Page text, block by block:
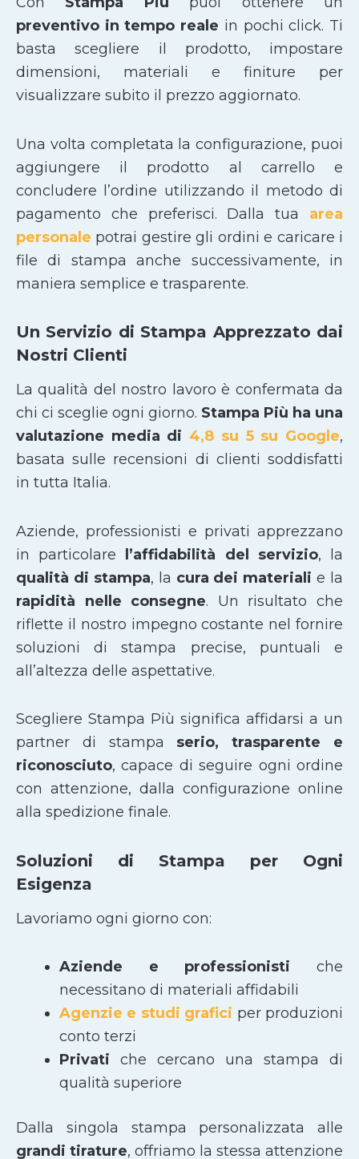
preventivo in tempo reale in pochi click. Ti
basta scegliere il prodotto, impostare
dimensioni, materiali e finiture per
visualizzare subito il prezzo aggiornato.
Una volta completata la configurazione, puoi
aggiungere il prodotto al carrello e
concludere l’ordine utilizzando il metodo di
pagamento che preferisci. Dalla tua area
personale potrai gestire gli ordini e caricare i
file di stampa anche successivamente, in
maniera semplice e trasparente.
Un Servizio di Stampa Apprezzato dai
Nostri Clienti
La qualità del nostro lavoro è confermata da
chi ci sceglie ogni giorno. Stampa Più ha una
valutazione media di 4,8 su 5 su Google,
basata sulle recensioni di clienti soddisfatti
in tutta Italia.
Aziende, professionisti e privati apprezzano
in particolare
l’affidabilità del servizio, la
qualità di stampa, la cura dei materiali e la
rapidità nelle consegne. Un risultato che
riflette il nostro impegno costante nel fornire
soluzioni di stampa precise, puntuali e
all’altezza delle aspettative.
Scegliere Stampa Più significa affidarsi a un
partner di stampa serio, trasparente e
riconosciuto, capace di seguire ogni ordine
con attenzione, dalla configurazione online
alla spedizione finale.
Soluzioni di Stampa per Ogni
Esigenza
Lavoriamo ogni giorno con:
Aziende e professionisti che
necessitano di materiali affidabili
Agenzie e studi grafici per produzioni
conto terzi
Privati che cercano una stampa di
qualità superiore
Dalla singola stampa personalizzata alle
grandi tirature, offriamo la stessa attenzione